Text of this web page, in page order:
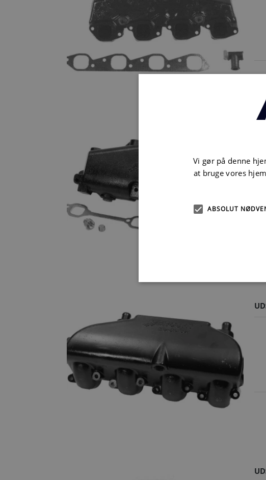
Vi gør på denne
at bruge vores
ABSOLUT